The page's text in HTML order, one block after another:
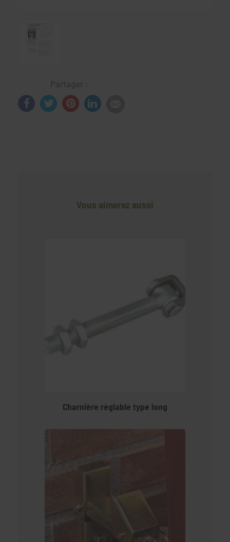
Partager :
Vous aimerez aussi
Charnière réglable type long